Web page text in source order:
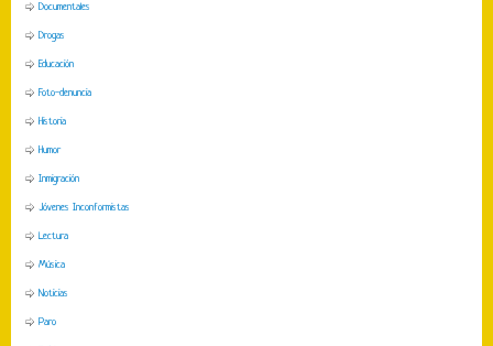
Documentales
Drogas
Educación
Foto-denuncia
Historia
Humor
Inmigración
Jóvenes Inconformistas
Lectura
Música
Noticias
Paro